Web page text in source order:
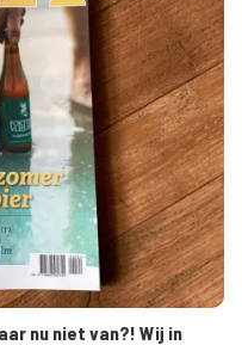
nu niet van?! Wij in